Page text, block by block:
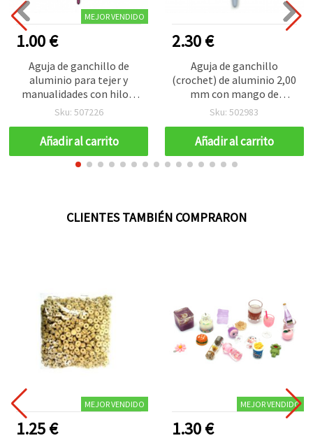
MEJOR VENDIDO
1.00 €
Aguja de ganchillo de
aluminio para tejer y
manualidades con hilo y
lana, 3,50 mm, 15 cm, SKC
Sku: 507226
Añadir al carrito
2.30 €
Aguja de ganchillo
(crochet) de aluminio 2,00
mm con mango de
plástico, 16 cm - SKC
Sku: 502983
Añadir al carrito
CLIENTES TAMBIÉN COMPRARON
MEJOR VENDIDO
1.25 €
MEJOR VENDIDO
1.30 €